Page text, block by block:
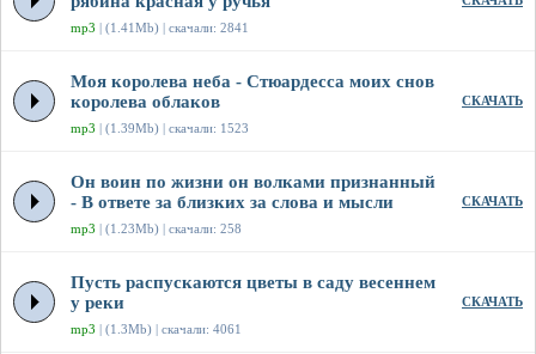
mp3 | (1.41Mb) | скачали: 2841
Моя королева неба - Стюардесса моих снов
королева облаков
mp3 | (1.39Mb) | скачали: 1523
СКАЧАТЬ
Он воин по жизни он волками признанный
- В ответе за близких за слова и мысли
mp3 | (1.23Mb) | скачали: 258
СКАЧАТЬ
Пусть распускаются цветы в саду весеннем
у реки
mp3 | (1.3Mb) | скачали: 4061
СКАЧАТЬ